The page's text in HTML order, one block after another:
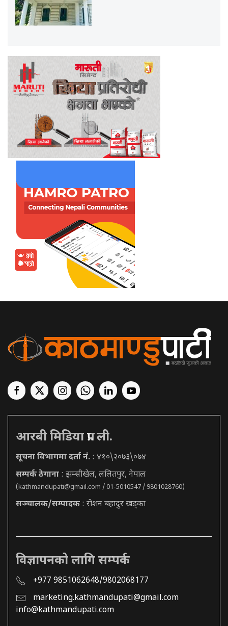
आरबी मिडिया प्रा. ली.
सूचना विभागमा दर्ता नं. : ४१०\२०७३\०७४
सम्पर्क ठेगाना : झम्सीखेल, ललितपुर, नेपाल
(kathmandupati@gmail.com / 01-5010547 / 9801028760)
सञ्चालक/सम्पादक : रोशन बहादुर खड्का
विज्ञापनको लागि सम्पर्क
+977 9851062648/9802068177
marketing.kathmandupati@gmail.com
info@kathmandupati.com